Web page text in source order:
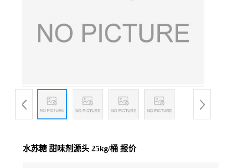
水苏糖 甜味剂源头 25kg/桶 报价